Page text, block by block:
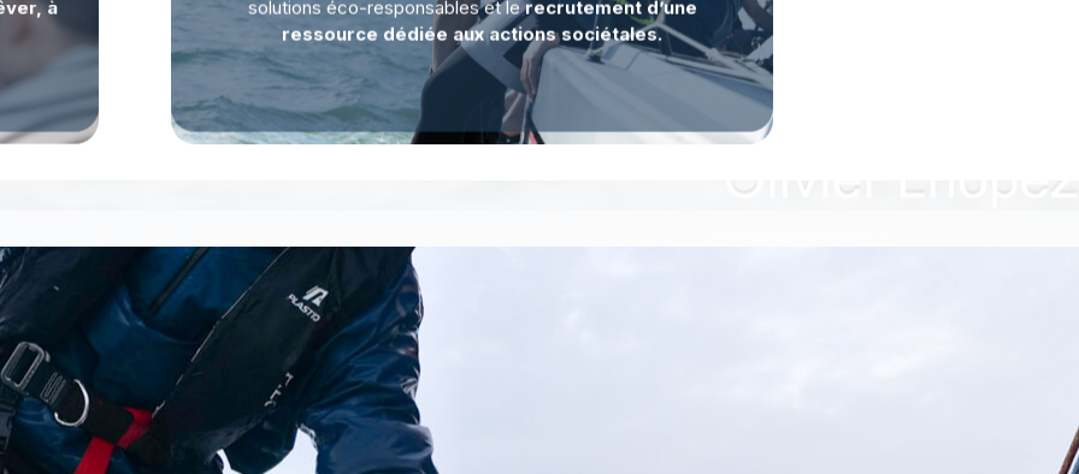
à
solutions éco-responsables et lerecrutement d’une
ressource dédiée aux actions sociétales.
ambitions long terme